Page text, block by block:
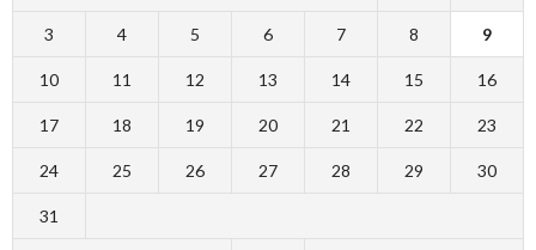
3 4 5 6 7 8 9
10 11 12 13 14 15 16
17 18 19 20 21 22 23
24 25 26 27 28 29 30
31